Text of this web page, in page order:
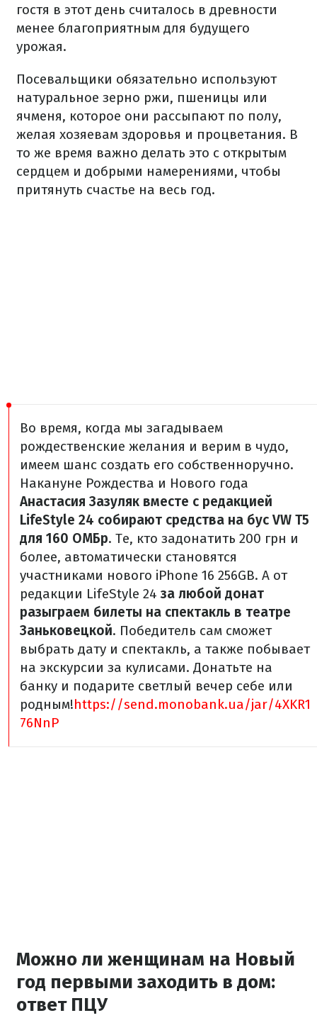
гостя в этот день считалось в древности
менее благоприятным для будущего
урожая.
Посевальщики обязательно используют
натуральное зерно ржи, пшеницы или
ячменя, которое они рассыпают по полу,
желая хозяевам здоровья и процветания. В
то же время важно делать это с открытым
сердцем и добрыми намерениями, чтобы
притянуть счастье на весь год.
Во время, когда мы загадываем
рождественские желания и верим в чудо,
имеем шанс создать его собственноручно.
Накануне Рождества и Нового года
Анастасия Зазуляк вместе с редакцией
LifeStyle 24 собирают средства на бус VW T5
для 160 ОМБр. Те, кто задонатить 200 грн и
более, автоматически становятся
участниками нового iPhone 16 256GB. А от
редакции LifeStyle 24за любой донат
разыграем билеты на спектакль в театре
Заньковецкой. Победитель сам сможет
выбрать дату и спектакль, а также побывает
на экскурсии за кулисами. Донатьте на
банку и подарите светлый вечер себе или
родным!https://send.monobank.ua/jar/4XKR1
76NnP
Можно ли женщинам на Новый
год первыми заходить в дом:
ответ ПЦУ